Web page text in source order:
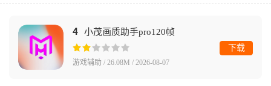
4 小茂画质助手pro120帧
游戏辅助 / 26.08M / 2026-08-07
下载